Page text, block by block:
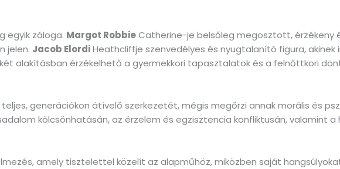
egyik záloga. Margot RobbieCatherine-je belsőleg megosztott, érzékeny
jelen. Jacob ElordiHeathcliffje szenvedélyes és nyugtalanító figura, akinek
alakításban érzékelhető a gyermekkori tapasztalatok és a felnőttkori
generációkon átívelő szerkezetét, mégis megőrzi annak morális és
kölcsönhatásán, az érzelem és egzisztencia konfliktusán, valamint
amely tisztelettel közelít az alapműhöz, miközben saját hangsúlyokat